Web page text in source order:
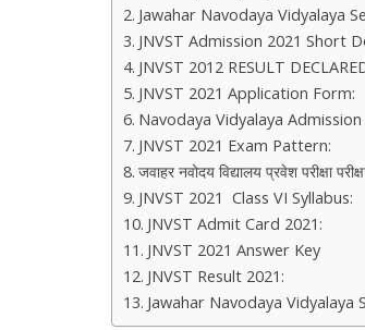
Jawahar Navodaya Vidyalaya
JNVST Admission 2021 Short
JNVST 2012 RESULT
JNVST 2021 Application Form:
Navodaya Vidyalaya
JNVST 2021 Exam Pattern:
जवाहर नवोदय विद्यालय प्रवेश परीक्षा
JNVST 2021 Class VI Syllabus:
JNVST Admit Card 2021:
JNVST 2021 Answer Key
JNVST Result 2021:
Jawahar Navodaya